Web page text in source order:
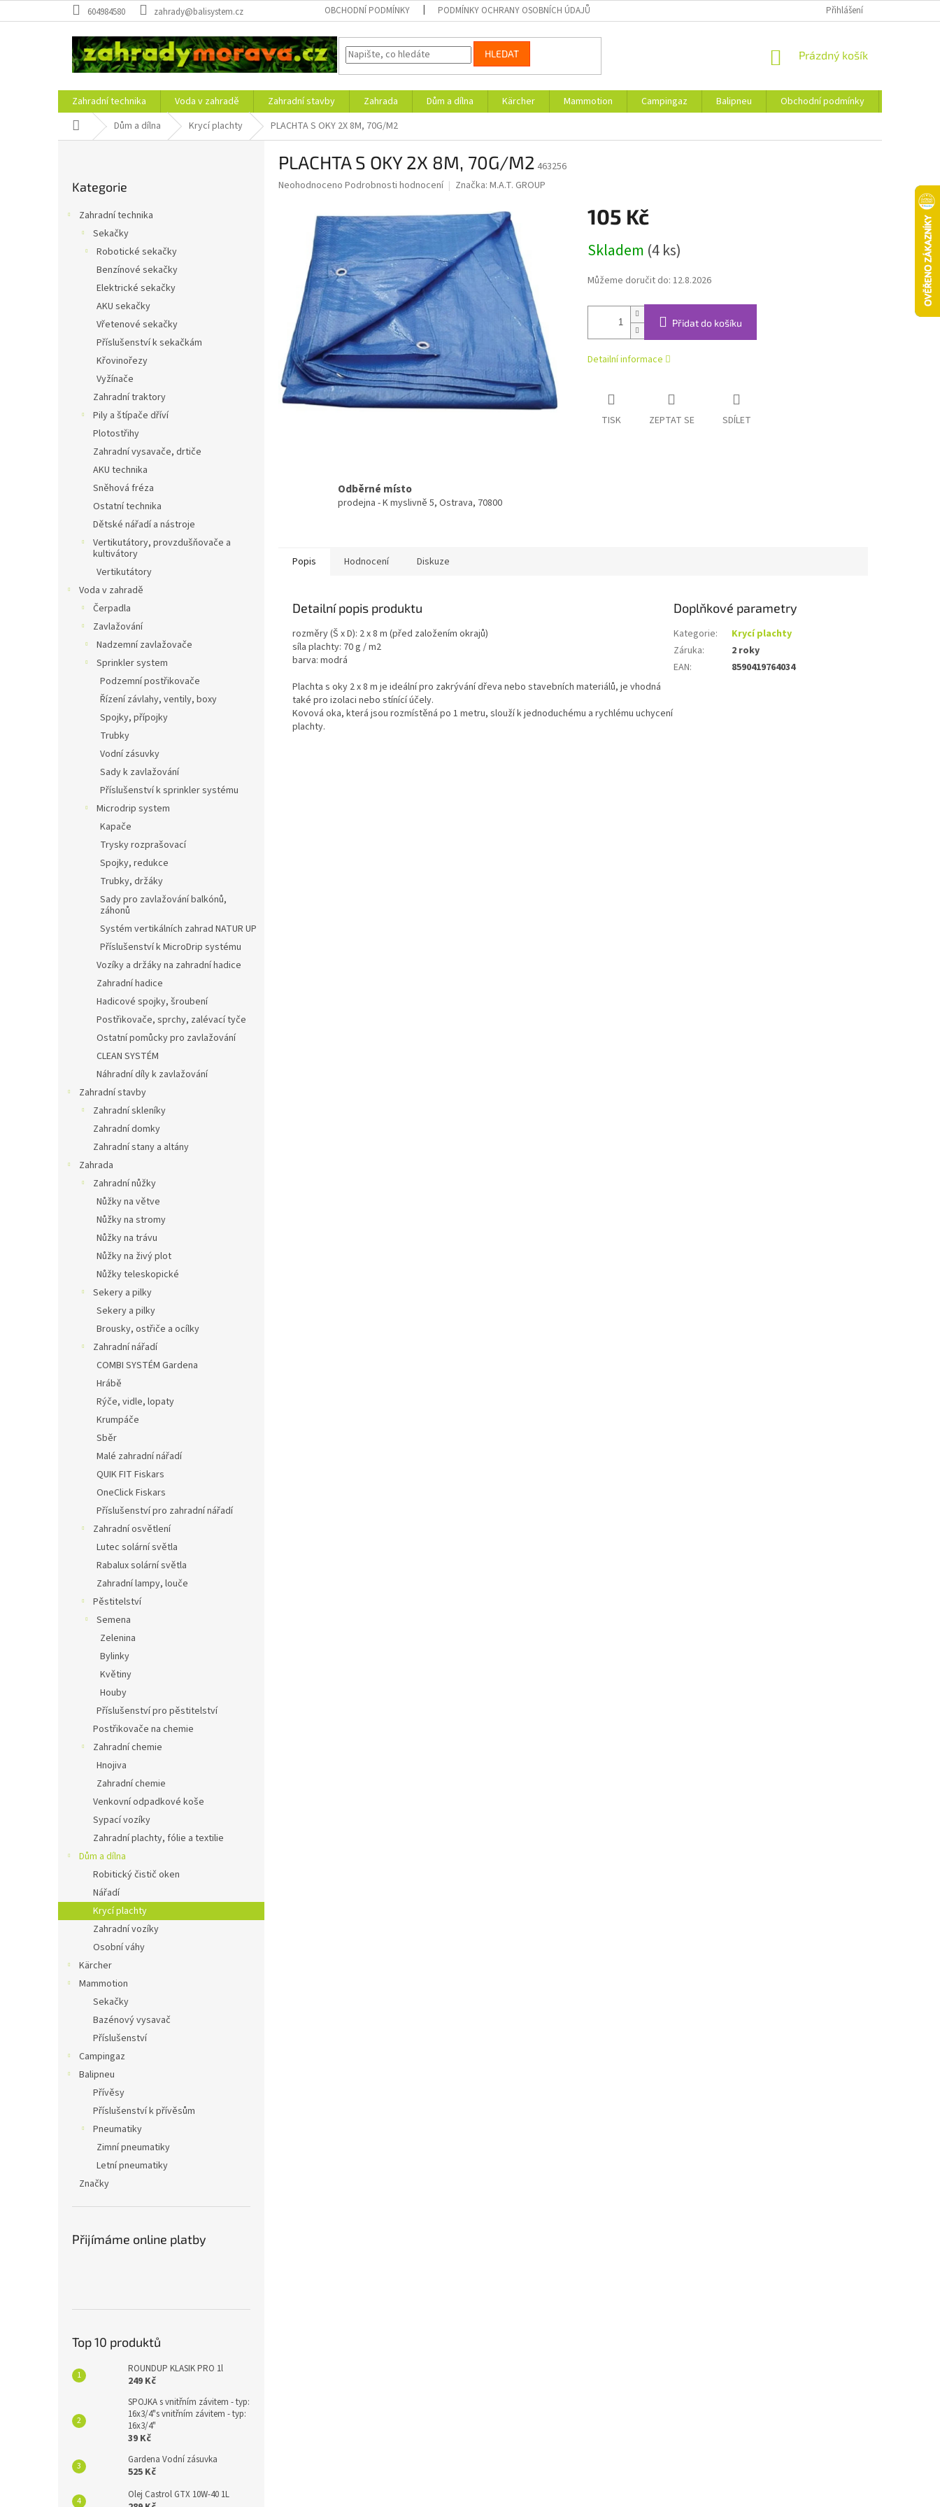
na
604984580 zahrady@balisystem.cz OBCHODNÍ PODMÍNKY PODMÍNKY OCHRANY OSOBNÍCH ÚDAJŮ Přihlášení
HLEDAT
NÁKUPNÍ
Prázdný košík
Zahradní technika Voda v zahradě Zahradní stavby Zahrada Dům a dílna Kärcher Mammotion Campingaz Balipneu Obchodní podmínky
Domů Dům a dílna Krycí plachty PLACHTA S OKY 2X 8M, 70G/M2
kategorie
Kategorie
Zahradní technika
Sekačky
Robotické sekačky
Benzínové sekačky
Elektrické sekačky
AKU sekačky
Vřetenové sekačky
Příslušenství k sekačkám
Křovinořezy
Vyžínače
Zahradní traktory
Pily a štípače dříví
Plotostřihy
Zahradní vysavače, drtiče
AKU technika
Sněhová fréza
Ostatní technika
Dětské nářadí a nástroje
Vertikutátory, provzdušňovače a
kultivátory
Vertikutátory
Voda v zahradě
Čerpadla
Zavlažování
Nadzemní zavlažovače
Sprinkler system
Podzemní postřikovače
Řízení závlahy, ventily, boxy
Spojky, přípojky
Trubky
Vodní zásuvky
Sady k zavlažování
Příslušenství k sprinkler systému
Microdrip system
Kapače
Trysky rozprašovací
Spojky, redukce
Trubky, držáky
Sady pro zavlažování balkónů,
záhonů
Systém vertikálních zahrad NATUR UP
Příslušenství k MicroDrip systému
Vozíky a držáky na zahradní hadice
Zahradní hadice
Hadicové spojky, šroubení
Postřikovače, sprchy, zalévací tyče
Ostatní pomůcky pro zavlažování
CLEAN SYSTÉM
Náhradní díly k zavlažování
Zahradní stavby
Zahradní skleníky
Zahradní domky
Zahradní stany a altány
Zahrada
Zahradní nůžky
Nůžky na větve
Nůžky na stromy
Nůžky na trávu
Nůžky na živý plot
Nůžky teleskopické
Sekery a pilky
Sekery a pilky
Brousky, ostřiče a ocílky
Zahradní nářadí
COMBI SYSTÉM Gardena
Hrábě
Rýče, vidle, lopaty
Krumpáče
Sběr
Malé zahradní nářadí
QUIK FIT Fiskars
OneClick Fiskars
Příslušenství pro zahradní nářadí
Zahradní osvětlení
Lutec solární světla
Rabalux solární světla
Zahradní lampy, louče
Pěstitelství
Semena
Zelenina
Bylinky
Květiny
Houby
Příslušenství pro pěstitelství
Postřikovače na chemie
Zahradní chemie
Hnojiva
Zahradní chemie
Venkovní odpadkové koše
Sypací vozíky
Zahradní plachty, fólie a textilie
Dům a dílna
Robitický čistič oken
Nářadí
Krycí plachty
Zahradní vozíky
Osobní váhy
Kärcher
Mammotion
Sekačky
Bazénový vysavač
Příslušenství
Campingaz
Balipneu
Přívěsy
Příslušenství k přívěsům
Pneumatiky
Zimní pneumatiky
Letní pneumatiky
Značky
Přijímáme online platby
Top 10 produktů
ROUNDUP KLASIK PRO 1l
249 Kč
SPOJKA s vnitřním závitem - typ:
16x3/4"s vnitřním závitem - typ:
16x3/4"
39 Kč
Gardena Vodní zásuvka
525 Kč
Olej Castrol GTX 10W-40 1L
PLACHTA S OKY 2X 8M, 70G/M2 463256
Průměrné
hvězdiček.
Neohodnoceno Podrobnosti hodnocení Značka: M.A.T. GROUP
105 Kč
cena:
Skladem (4 ks)
Můžeme doručit do: 12.8.2026
Přidat do košíku
Detailní informace
TISK ZEPTAT SE SDÍLET
Odběrné místo
prodejna - K myslivně 5, Ostrava, 70800
Popis Hodnocení Diskuze
Detailní popis produktu
rozměry (Š x D): 2 x 8 m (před založením okrajů)
síla plachty: 70 g / m2
barva: modrá
Plachta s oky 2 x 8 m je ideální pro zakrývání dřeva nebo stavebních materiálů, je vhodná
také pro izolaci nebo stínící účely.
Kovová oka, která jsou rozmístěná po 1 metru, slouží k jednoduchému a rychlému uchycení
plachty.
Doplňkové parametry
Kategorie:
Krycí plachty
Záruka:
2 roky
EAN: 8590419764034